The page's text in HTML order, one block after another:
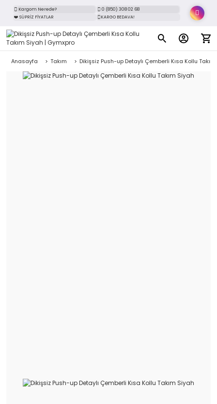
Kargom Nerede?
0 (850) 308 02 68
❤️ SÜPRİZ FİYATLAR
KARGO BEDAVA!
Anasayfa Takım Dikişsiz Push-up Detaylı Çemberli Kısa Kollu